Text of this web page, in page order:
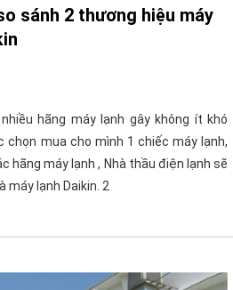
sánh 2 thương hiệu máy
hãng máy lạnh gây không ít khó
chọn mua cho mình 1 chiếc máy lạnh,
hãng máy lạnh , Nhà thầu điện lạnh sẽ
máy lạnh Daikin. 2